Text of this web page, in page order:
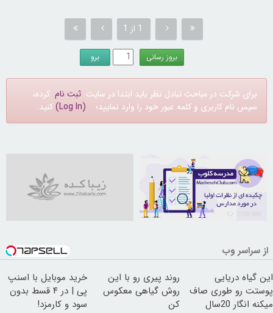
1 از 1
برای شرکت در مباحث تبادل نظر باید ابتدا در سایت ثبت نام کرده،
سپس نام کاربری و کلمه عبور خود را وارد نمایید؛ (Log In) کنید.
از سراسر وب
این گیاه دریایی
پوستت رو طوری صاف
میکنه انگار 20سال
روند پیری رو با این
روش گیاهی معکوس
کن
خرید موبایل با اسنپ
پی | در ۴ قسط بدون
سود و کارمزد!